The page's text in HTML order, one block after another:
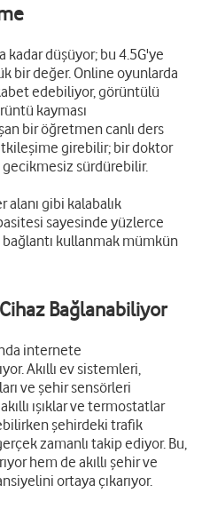
kadar düşüyor; bu 4.5G'ye
bir değer. Online oyunlarda
edebiliyor, görüntülü
kayması
bir öğretmen canlı ders
girebilir; bir doktor
sürdürebilir.
gibi kalabalık
sayesinde yüzlerce
bağlantı kullanmak mümkün
Bağlanabiliyor
internete
Akıllı ev sistemleri,
ve şehir sensörleri
ışıklar ve termostatlar
şehirdeki trafik
zamanlı takip ediyor. Bu,
hem de akıllı şehir ve
ortaya çıkarıyor.